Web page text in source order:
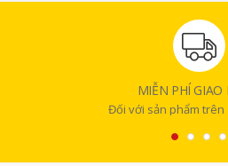
MIỄN PHÍ GIAO
Đối với sản phẩm trên